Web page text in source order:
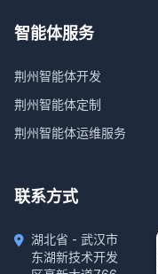
智能体服务
荆州智能体开发
荆州智能体定制
荆州智能体运维服务
联系方式
湖北省 - 武汉市
东湖新技术开发